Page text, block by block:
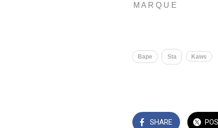
M A R Q U E
Bape Sta ​​ Kaws
SHARE